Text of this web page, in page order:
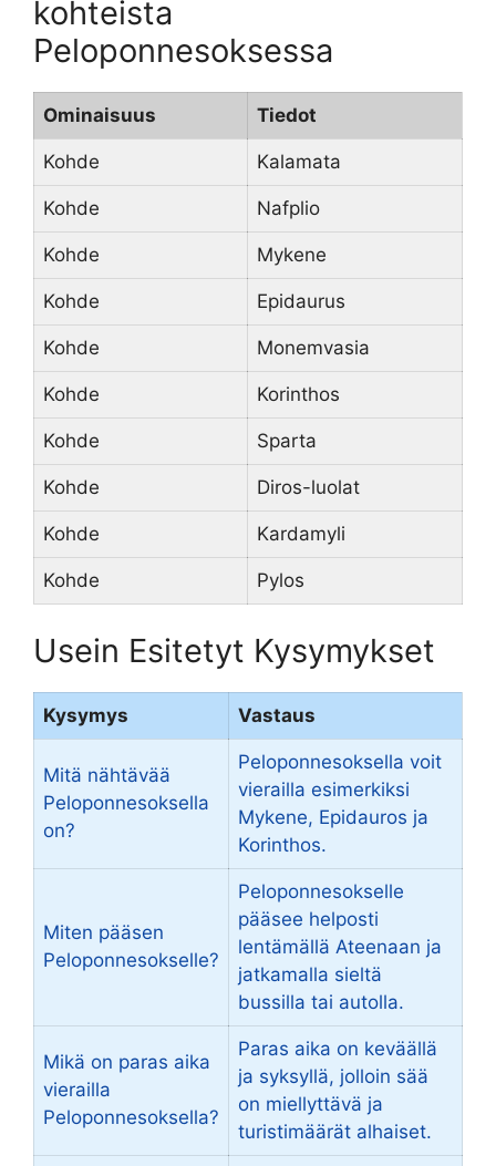
kohteista
Peloponnesoksessa
Ominaisuus Tiedot
Kohde Kalamata
Kohde Nafplio
Kohde Mykene
Kohde Epidaurus
Kohde Monemvasia
Kohde Korinthos
Kohde Sparta
Kohde Diros-luolat
Kohde Kardamyli
Kohde Pylos
Usein Esitetyt Kysymykset
Kysymys Vastaus
Mitä nähtävää
Peloponnesoksella
on?
Peloponnesoksella voit
vierailla esimerkiksi
Mykene, Epidauros ja
Korinthos.
Miten pääsen
Peloponnesokselle?
Peloponnesokselle
pääsee helposti
lentämällä Ateenaan ja
jatkamalla sieltä
bussilla tai autolla.
Mikä on paras aika
vierailla
Peloponnesoksella?
Paras aika on keväällä
ja syksyllä, jolloin sää
on miellyttävä ja
turistimäärät alhaiset.